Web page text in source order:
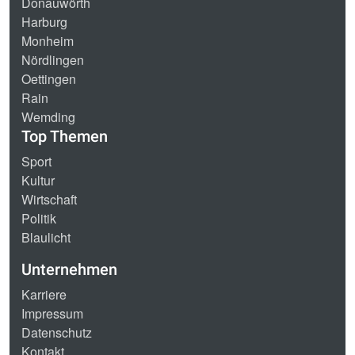
Harburg
Monheim
Nördlingen
Oettingen
Rain
Wemding
Top Themen
Sport
Kultur
Wirtschaft
Politik
Blaulicht
Unternehmen
Karriere
Impressum
Datenschutz